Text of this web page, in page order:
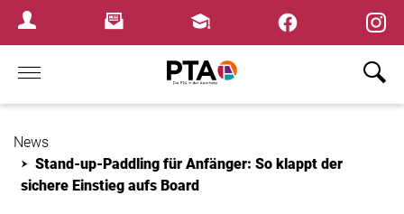
Login MenuNewsletterFortbildungen
Home
News
Stand-up-Paddling für Anfänger: So klappt der
sichere Einstieg aufs Board
×